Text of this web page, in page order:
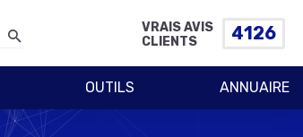
VRAIS AVIS
CLIENTS
4126
OUTILS ANNUAIRE